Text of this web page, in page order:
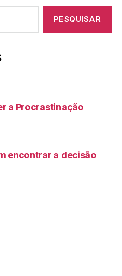
a Procrastinação
encontrar a decisão